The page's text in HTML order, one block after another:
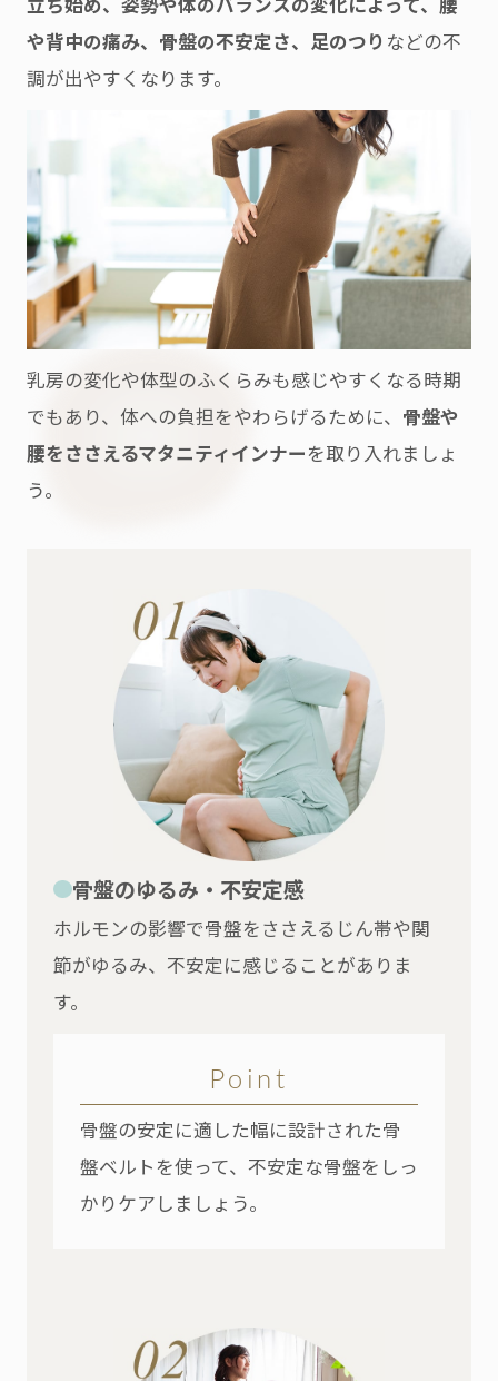
や背中の痛み、骨盤の不安定さ、足のつり などの不
調が出やすくなります。
乳房の変化や体型のふくらみも感じやすくなる時期
でもあり、体への負担をやわらげるために、 骨盤や
腰をささえるマタニティインナーを取り入れましょ
う。
骨盤のゆるみ・不安定感
ホルモンの影響で骨盤をささえるじん帯や関
節がゆるみ、不安定に感じることがありま
す。
Point
骨盤の安定に適した幅に設計された骨
盤ベルトを使って、不安定な骨盤をしっ
かりケアしましょう。